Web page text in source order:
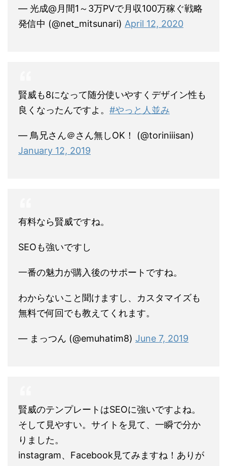
— 光成@月間1～3万PVで月収100万稼ぐ戦略
発信中 (@net_mitsunari) April 12, 2020
賢威も8になって随分使いやすくデザイン性も
良くなったんですよ。 #やっと人並み
— 鳥兄さん＠さん無しOK！ (@toriniiisan)
January 12, 2019
有料なら賢威ですね。
SEOも強いですし
一番の魅力が購入後のサポートですね。
わからないこと聞けますし、カスタマイズも
無料で何回でも教えてくれます。
— まっつん (@emuhatim8) June 7, 2019
賢威のテンプレートはSEOに強いですよね。
そして見やすい。サイトを見て、一瞬で分か
りました。
instagram、Facebook見てみますね！ありが